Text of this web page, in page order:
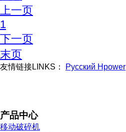
上一页
1
下一页
末页
友情链接LINKS： Русский Hpower
产品中心
移动破碎机